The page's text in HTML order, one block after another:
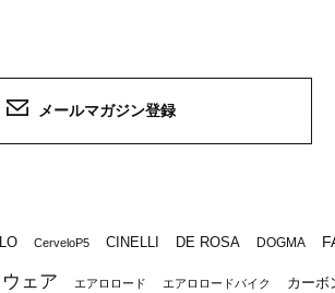
メールマガジン登録
CerveloP5 CINELLI DE ROSA DOGMA
ウェア エアロロード エアロロードバイク カーボ